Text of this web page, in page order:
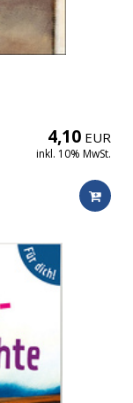
4,10 EUR
inkl. 10% MwSt.